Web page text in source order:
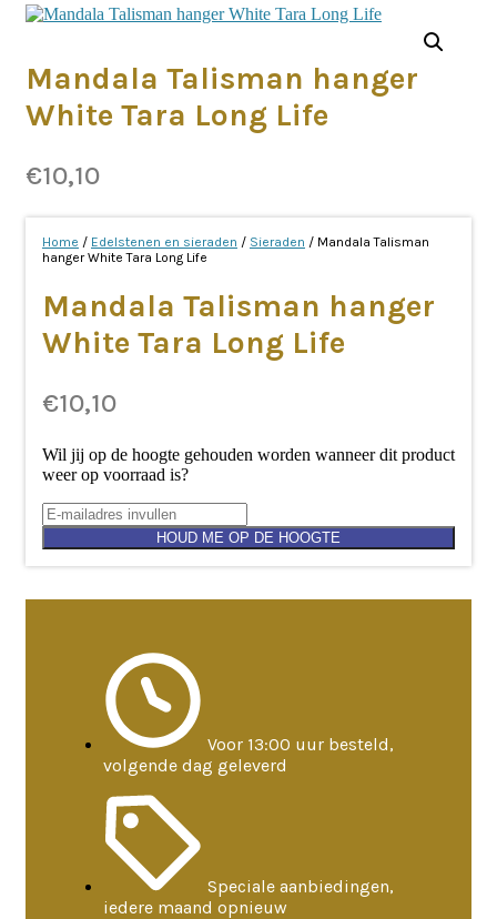
Mandala Talisman hanger
White Tara Long Life
€10,10
Home / Edelstenen en sieraden / Sieraden / Mandala Talisman
hanger White Tara Long Life
Mandala Talisman hanger
White Tara Long Life
€10,10
Wil jij op de hoogte gehouden worden wanneer dit product
weer op voorraad is?
HOUD ME OP DE HOOGTE
Voor 13:00 uur besteld,
volgende dag geleverd
Speciale aanbiedingen,
iedere maand opnieuw